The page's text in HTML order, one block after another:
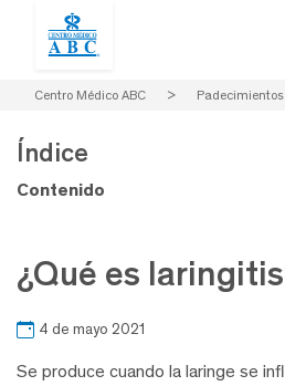
Centro Médico ABC > Padecimientos
¿Qué es
4 de mayo 2021
Se produce cuando la laringe se
Índice
Contenido